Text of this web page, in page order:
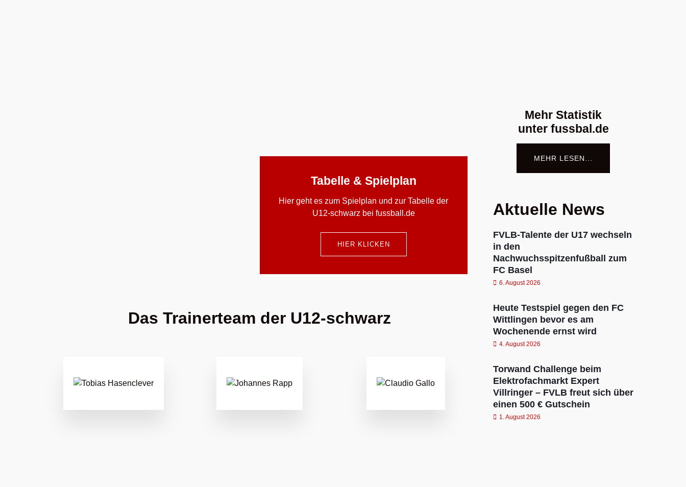
Tabelle & Spielplan
Hier geht es zum Spielplan und zur Tabelle der
U12-schwarz bei fussball.de
HIER KLICKEN
Das Trainerteam der U12-schwarz
Mehr Statistik
unter fussbal.de
MEHR LESEN...
Aktuelle News
FVLB-Talente der U17 wechseln
in den
Nachwuchsspitzenfußball zum
FC Basel
6. August 2026
Heute Testspiel gegen den FC
Wittlingen bevor es am
Wochenende ernst wird
4. August 2026
Torwand Challenge beim
Elektrofachmarkt Expert
Villringer – FVLB freut sich über
einen 500 € Gutschein
1. August 2026